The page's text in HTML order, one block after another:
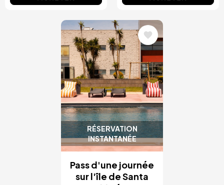
RÉSERVATION
INSTANTANÉE
Image
Pass d'une journée
sur l'île de Santa